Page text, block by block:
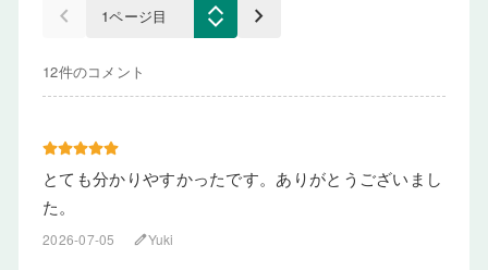
keyboard_arrow_left keyboard_arrow_right
12件のコメント
とても分かりやすかったです。ありがとうございまし
た。
2026-07-05 editYuki